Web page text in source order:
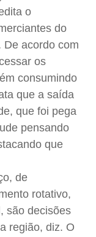
o
do
De acordo com
os
consumindo
que a saída
que foi pega
pensando
que
de
rotativo,
são decisões
região, diz. O